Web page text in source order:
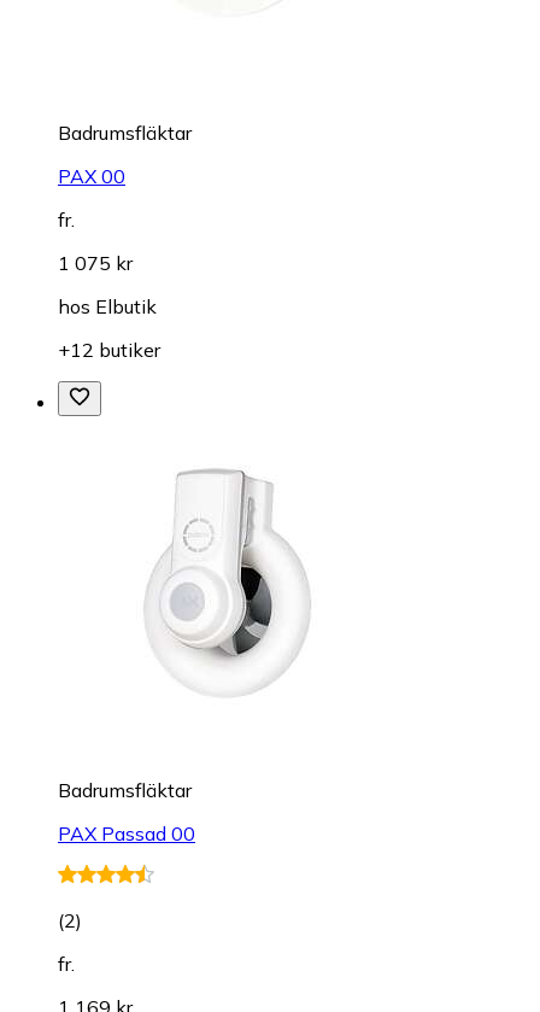
Badrumsfläktar
PAX 00
fr.
1 075 kr
hos Elbutik
+12 butiker
Badrumsfläktar
PAX Passad 00
(2)
fr.